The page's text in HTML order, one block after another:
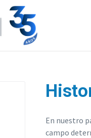
En nuestro
campo